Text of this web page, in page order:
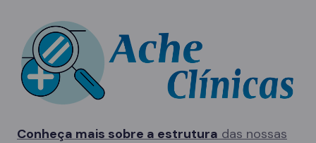
Conheça mais sobre a estrutura das nossas